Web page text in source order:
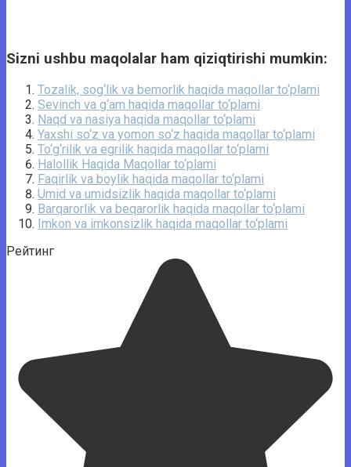
Sizni ushbu maqolalar ham qiziqtirishi mumkin:
Tozalik, sog‘lik va bemorlik haqida maqollar to‘plami
Sevinch va g‘am haqida maqollar to‘plami
Naqd va nasiya haqida maqollar to‘plami
Yaxshi so‘z va yomon so‘z haqida maqollar to‘plami
To‘g‘rilik va egrilik haqida maqollar to‘plami
Halollik Haqida Maqollar to‘plami
Faqirlik va boylik haqida maqollar to‘plami
Umid va umidsizlik haqida maqollar to‘plami
Barqarorlik va beqarorlik haqida maqollar to‘plami
Imkon va imkonsizlik haqida maqollar to‘plami
Рейтинг